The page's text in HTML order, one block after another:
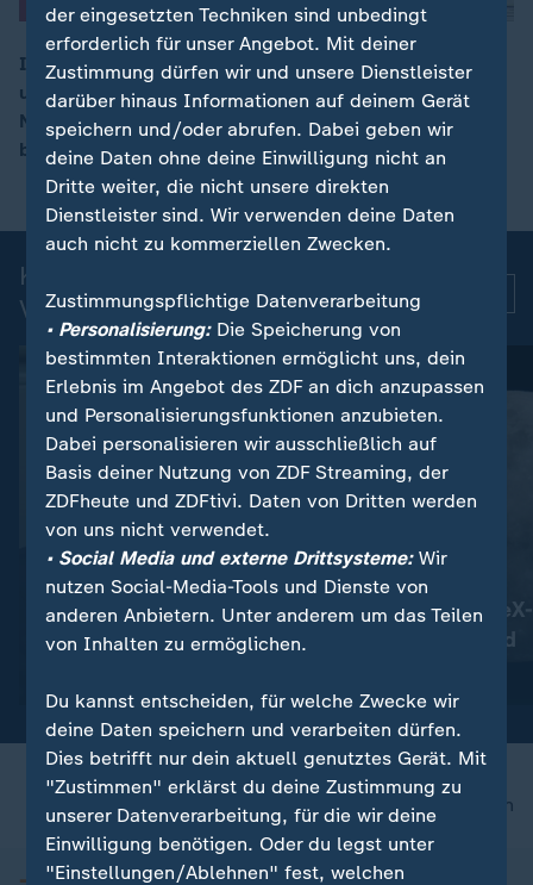
00:09
In Berlin hat Bundeskanzler Merz den neuen
ungarischen Ministerpräsidenten Magyar empfangen.
Nach einer feierlichen Begrüßung wollen sie über
bilaterale und europapolitische Themen sprechen.
Kurznachrichten: Aktuelle
Videos
Betäubungsmittel im Blut?:
CDU-Politiker Bareiß nimmt
Auszeit
Vorfall im Weltall
Teil von
offenbar Mond
nach oben
der eingesetzten Techniken sind unbedingt
erforderlich für unser Angebot. Mit deiner
Zustimmung dürfen wir und unsere Dienstleister
darüber hinaus Informationen auf deinem Gerät
speichern und/oder abrufen. Dabei geben wir
deine Daten ohne deine Einwilligung nicht an
Dritte weiter, die nicht unsere direkten
Dienstleister sind. Wir verwenden deine Daten
auch nicht zu kommerziellen Zwecken.
Zustimmungspflichtige Datenverarbeitung
• Personalisierung:Die Speicherung von
bestimmten Interaktionen ermöglicht uns, dein
Erlebnis im Angebot des ZDF an dich anzupassen
und Personalisierungsfunktionen anzubieten.
Dabei personalisieren wir ausschließlich auf
Basis deiner Nutzung von ZDF Streaming, der
ZDFheute und ZDFtivi. Daten von Dritten werden
von uns nicht verwendet.
• Social Media und externe Drittsysteme:Wir
nutzen Social-Media-Tools und Dienste von
anderen Anbietern. Unter anderem um das Teilen
von Inhalten zu ermöglichen.
Du kannst entscheiden, für welche Zwecke wir
deine Daten speichern und verarbeiten dürfen.
Dies betrifft nur dein aktuell genutztes Gerät. Mit
"Zustimmen" erklärst du deine Zustimmung zu
unserer Datenverarbeitung, für die wir deine
Einwilligung benötigen. Oder du legst unter
"Einstellungen/Ablehnen" fest, welchen